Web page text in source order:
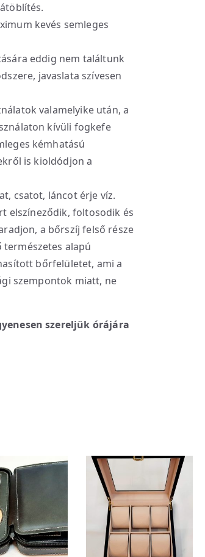
kevés semleges
eddig nem találtunk
javaslata szívesen
valamelyike után, a
kívüli fogkefe
kémhatású
is kioldódjon a
csatot, láncot érje víz.
elszíneződik, foltosodik és
a bőrszíj felső része
alapú
bőrfelületet, ami a
szempontok miatt, ne
szereljük órájára